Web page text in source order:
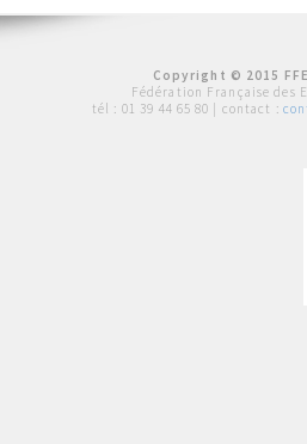
Copyright © 2015
Fédération Française des
tél : 01 39 44 65 80 | contact :